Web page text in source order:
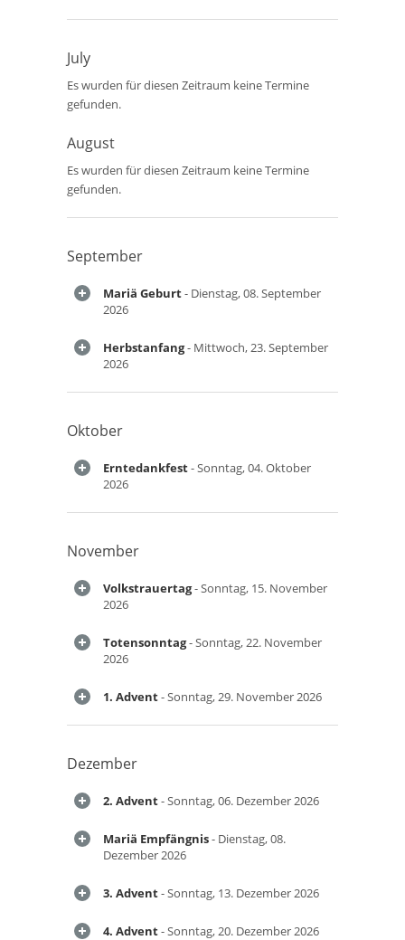
July
Es wurden für diesen Zeitraum keine Termine
gefunden.
August
Es wurden für diesen Zeitraum keine Termine
gefunden.
September
Mariä Geburt- Dienstag, 08. September
2026
Herbstanfang- Mittwoch, 23. September
2026
Oktober
Erntedankfest- Sonntag, 04. Oktober
2026
November
Volkstrauertag- Sonntag, 15. November
2026
Totensonntag- Sonntag, 22. November
2026
1. Advent- Sonntag, 29. November 2026
Dezember
2. Advent- Sonntag, 06. Dezember 2026
Mariä Empfängnis- Dienstag, 08.
Dezember 2026
3. Advent- Sonntag, 13. Dezember 2026
4. Advent- Sonntag, 20. Dezember 2026